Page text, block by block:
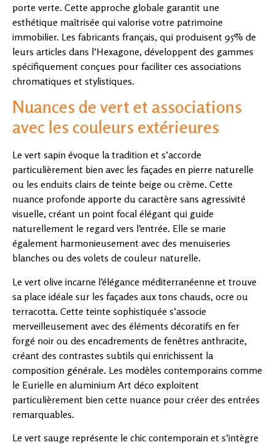
porte verte. Cette approche globale garantit une
esthétique maîtrisée qui valorise votre patrimoine
immobilier. Les fabricants français, qui produisent 95% de
leurs articles dans l’Hexagone, développent des gammes
spécifiquement conçues pour faciliter ces associations
chromatiques et stylistiques.
Nuances de vert et associations
avec les couleurs extérieures
Le vert sapin évoque la tradition et s’accorde
particulièrement bien avec les façades en pierre naturelle
ou les enduits clairs de teinte beige ou crème. Cette
nuance profonde apporte du caractère sans agressivité
visuelle, créant un point focal élégant qui guide
naturellement le regard vers l’entrée. Elle se marie
également harmonieusement avec des menuiseries
blanches ou des volets de couleur naturelle.
Le vert olive incarne l’élégance méditerranéenne et trouve
sa place idéale sur les façades aux tons chauds, ocre ou
terracotta. Cette teinte sophistiquée s’associe
merveilleusement avec des éléments décoratifs en fer
forgé noir ou des encadrements de fenêtres anthracite,
créant des contrastes subtils qui enrichissent la
composition générale. Les modèles contemporains comme
le Eurielle en aluminium Art déco exploitent
particulièrement bien cette nuance pour créer des entrées
remarquables.
Le vert sauge représente le chic contemporain et s’intègre